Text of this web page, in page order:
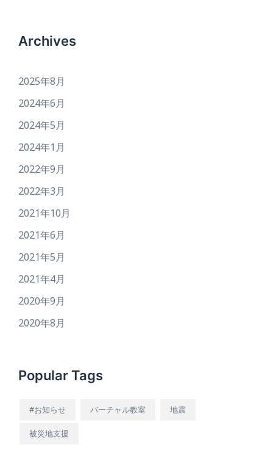
Archives
2025年8月
2024年6月
2024年5月
2024年1月
2022年9月
2022年3月
2021年10月
2021年6月
2021年5月
2021年4月
2020年9月
2020年8月
Popular Tags
#お知らせ バーチャル教室 地震
被災地支援